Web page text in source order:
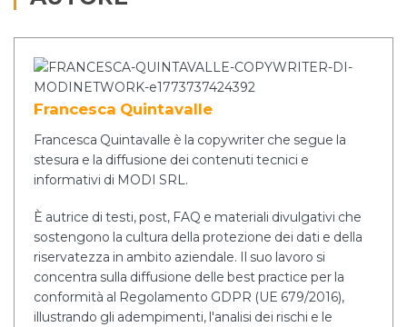
Francesca Quintavalle
Francesca Quintavalle è la copywriter che segue la
stesura e la diffusione dei contenuti tecnici e
informativi di MODI SRL.
È autrice di testi, post, FAQ e materiali divulgativi che
sostengono la cultura della protezione dei dati e della
riservatezza in ambito aziendale. Il suo lavoro si
concentra sulla diffusione delle best practice per la
conformità al Regolamento GDPR (UE 679/2016),
illustrando gli adempimenti, l'analisi dei rischi e le